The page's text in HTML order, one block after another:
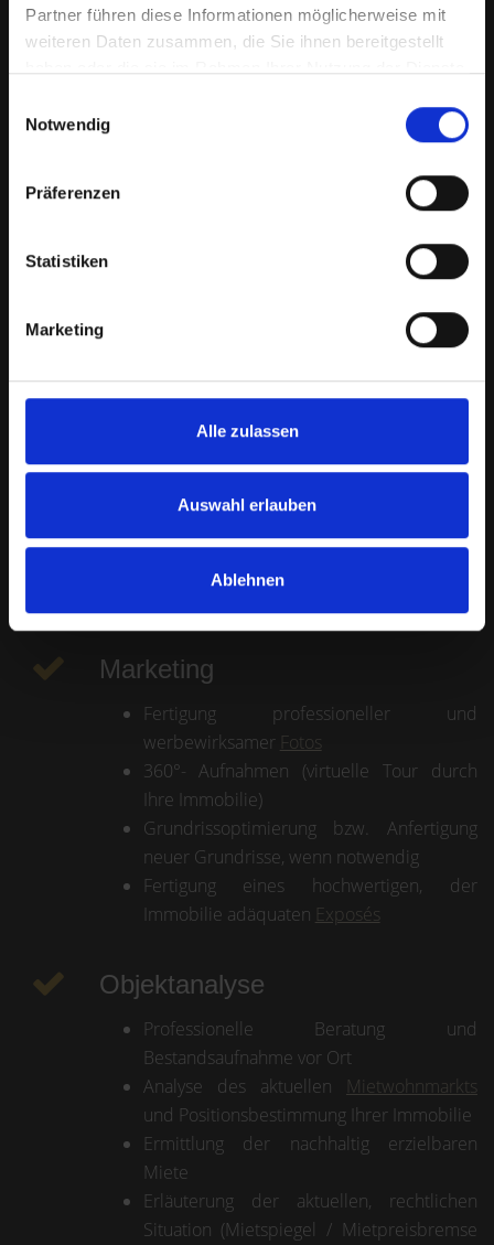
Partner führen diese Informationen möglicherweise mit
weiteren Daten zusammen, die Sie ihnen bereitgestellt
Notwendig
Präferenzen
Statistiken
Marketing
Alle zulassen
Auswahl erlauben
Ablehnen
Organisation eines Kennenlernens
zwischen Vermieter und potentiellem
nach
individuellen Vereinbarungen in den
Immowelt.de
Immobilie1.de
Immozentral
Wohnglueck.de
Kleinanzeigen.de
Marketing
Fertigung professioneller und
werbewirksamer Fotos
360°- Aufnahmen (virtuelle Tour durch
Ihre Immobilie)
Grundrissoptimierung bzw. Anfertigung
neuer Grundrisse, wenn notwendig
Fertigung eines hochwertigen, der
Immobilie adäquaten Exposés
Objektanalyse
Professionelle Beratung und
Bestandsaufnahme vor Ort
Analyse des aktuellen Mietwohnmarkts
und Positionsbestimmung Ihrer Immobilie
Ermittlung der nachhaltig erzielbaren
Miete
Erläuterung der aktuellen, rechtlichen
Situation (Mietspiegel / Mietpreisbremse